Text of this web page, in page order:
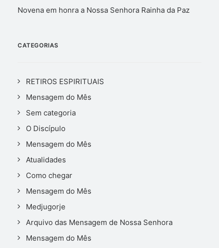
Novena em honra a Nossa Senhora Rainha da Paz
CATEGORIAS
RETIROS ESPIRITUAIS
Mensagem do Mês
Sem categoria
O Discípulo
Mensagem do Mês
Atualidades
Como chegar
Mensagem do Mês
Medjugorje
Arquivo das Mensagem de Nossa Senhora
Mensagem do Mês